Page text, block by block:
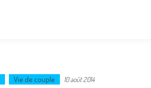
Vie de couple 10 août 2014